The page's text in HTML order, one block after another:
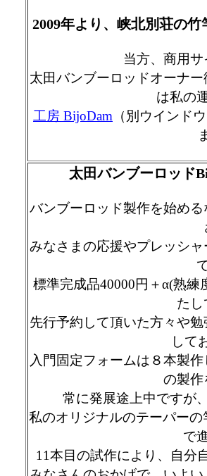
2009年より、峡北別荘の
当方、商用
太田バンブーロッドオーナ
は私の
工房 BijoDam （別ウインド
太田バンブーロッド
バンブーロッド製作を始め
みなさまの応援やプレッシ
標準完成品40000円＋α(熟
たし
先行予約して頂いた方々や
して
入門固定フォームは８本製
の製作
常に発展途上中ですが
私のオリジナルのテーパー
で
11本目の試作により、自分